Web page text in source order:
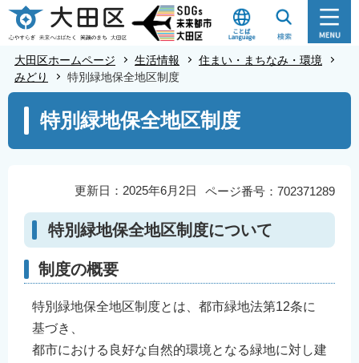
こ
の
ジ
大田区ホームページ 生活情報
住まい・まちなみ・環境
みどり
特別緑地保全地区制度
こ
特別緑地保全地区制度
ページ番号：702371289
更新日：2025年6月2日
特別緑地保全地区制度について
制度の概要
特別緑地保全地区制度とは、都市緑地法第12条に
基づき、
都市における良好な自然的環境となる緑地に対し建